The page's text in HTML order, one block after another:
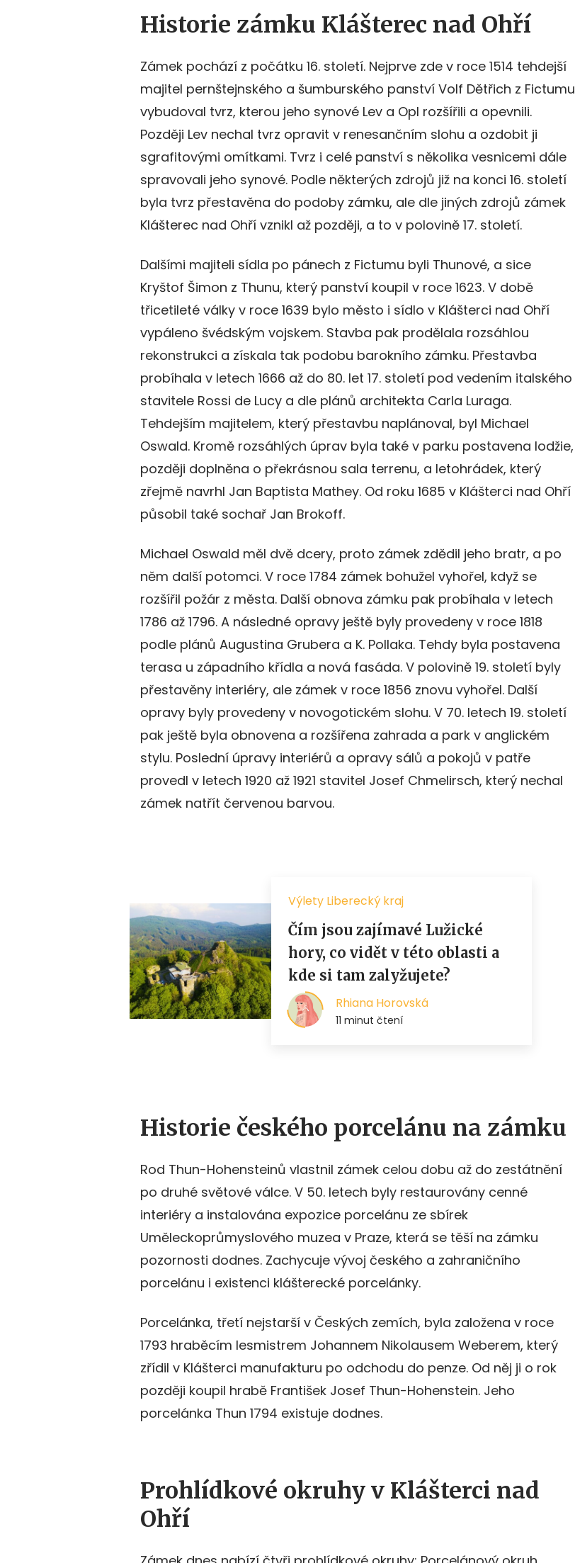
Historie zámku Klášterec nad Ohří
Zámek pochází z počátku 16. století. Nejprve zde v roce 1514 tehdejší
majitel pernštejnského a šumburského panství Volf Dětřich z Fictumu
vybudoval tvrz, kterou jeho synové Lev a Opl rozšířili a opevnili.
Později Lev nechal tvrz opravit v renesančním slohu a ozdobit ji
sgrafitovými omítkami. Tvrz i celé panství s několika vesnicemi dále
spravovali jeho synové. Podle některých zdrojů již na konci 16. století
byla tvrz přestavěna do podoby zámku, ale dle jiných zdrojů zámek
Klášterec nad Ohří vznikl až později, a to v polovině 17. století.
Dalšími majiteli sídla po pánech z Fictumu byli Thunové, a sice
Kryštof Šimon z Thunu, který panství koupil v roce 1623. V době
třicetileté války v roce 1639 bylo město i sídlo v Klášterci nad Ohří
vypáleno švédským vojskem. Stavba pak prodělala rozsáhlou
rekonstrukci a získala tak podobu barokního zámku. Přestavba
probíhala v letech 1666 až do 80. let 17. století pod vedením italského
stavitele Rossi de Lucy a dle plánů architekta Carla Luraga.
Tehdejším majitelem, který přestavbu naplánoval, byl Michael
Oswald. Kromě rozsáhlých úprav byla také v parku postavena lodžie,
později doplněna o překrásnou sala terrenu, a letohrádek, který
zřejmě navrhl Jan Baptista Mathey. Od roku 1685 v Klášterci nad Ohří
působil také sochař Jan Brokoff.
Michael Oswald měl dvě dcery, proto zámek zdědil jeho bratr, a po
něm další potomci. V roce 1784 zámek bohužel vyhořel, když se
rozšířil požár z města. Další obnova zámku pak probíhala v letech
1786 až 1796. A následné opravy ještě byly provedeny v roce 1818
podle plánů Augustina Grubera a K. Pollaka. Tehdy byla postavena
terasa u západního křídla a nová fasáda. V polovině 19. století byly
přestavěny interiéry, ale zámek v roce 1856 znovu vyhořel. Další
opravy byly provedeny v novogotickém slohu. V 70. letech 19. století
pak ještě byla obnovena a rozšířena zahrada a park v anglickém
stylu. Poslední úpravy interiérů a opravy sálů a pokojů v patře
provedl v letech 1920 až 1921 stavitel Josef Chmelirsch, který nechal
zámek natřít červenou barvou.
Historie českého porcelánu na zámku
Rod Thun-Hohensteinů vlastnil zámek celou dobu až do zestátnění
po druhé světové válce. V 50. letech byly restaurovány cenné
interiéry a instalována expozice porcelánu ze sbírek
Uměleckoprůmyslového muzea v Praze, která se těší na zámku
pozornosti dodnes. Zachycuje vývoj českého a zahraničního
porcelánu i existenci klášterecké porcelánky.
Porcelánka, třetí nejstarší v Českých zemích, byla založena v roce
1793 hraběcím lesmistrem Johannem Nikolausem Weberem, který
zřídil v Klášterci manufakturu po odchodu do penze. Od něj ji o rok
později koupil hrabě František Josef Thun-Hohenstein. Jeho
porcelánka Thun 1794 existuje dodnes.
Prohlídkové okruhy v Klášterci nad
Ohří